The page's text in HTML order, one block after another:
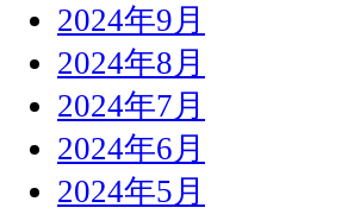
2024年9月
2024年8月
2024年7月
2024年6月
2024年5月